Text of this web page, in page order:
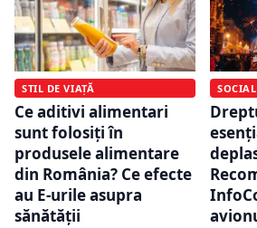
STIL DE VIAȚĂ
Ce aditivi alimentari
sunt folosiți în
produsele alimentare
din România? Ce efecte
au E-urile asupra
sănătății
SOCIAL